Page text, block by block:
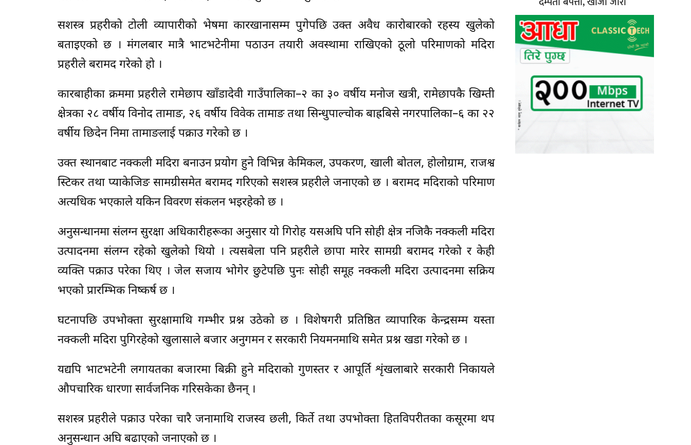
सशस्त्र प्रहरीको टोली व्यापारीको भेषमा कारखानासम्म पुगेपछि उक्त अवैध कारोबारको रहस्य खुलेको
बताइएको छ । मंगलबार मात्रै भाटभटेनीमा पठाउन तयारी अवस्थामा राखिएको ठूलो परिमाणको मदिरा
प्रहरीले बरामद गरेको हो ।
कारबाहीका क्रममा प्रहरीले रामेछाप खाँडादेवी गाउँपालिका–२ का ३० वर्षीय मनोज खत्री, रामेछापकै खिम्ती
क्षेत्रका २८ वर्षीय विनोद तामाङ, २६ वर्षीय विवेक तामाङ तथा सिन्धुपाल्चोक बाह्रबिसे नगरपालिका–६ का २२
वर्षीय छिदेन निमा तामाङलाई पक्राउ गरेको छ ।
उक्त स्थानबाट नक्कली मदिरा बनाउन प्रयोग हुने विभिन्न केमिकल, उपकरण, खाली बोतल, होलोग्राम, राजश्व
स्टिकर तथा प्याकेजिङ सामग्रीसमेत बरामद गरिएको सशस्त्र प्रहरीले जनाएको छ । बरामद मदिराको परिमाण
अत्यधिक भएकाले यकिन विवरण संकलन भइरहेको छ ।
अनुसन्धानमा संलग्न सुरक्षा अधिकारीहरूका अनुसार यो गिरोह यसअघि पनि सोही क्षेत्र नजिकै नक्कली मदिरा
उत्पादनमा संलग्न रहेको खुलेको थियो । त्यसबेला पनि प्रहरीले छापा मारेर सामग्री बरामद गरेको र केही
व्यक्ति पक्राउ परेका थिए । जेल सजाय भोगेर छुटेपछि पुनः सोही समूह नक्कली मदिरा उत्पादनमा सक्रिय
भएको प्रारम्भिक निष्कर्ष छ ।
घटनापछि उपभोक्ता सुरक्षामाथि गम्भीर प्रश्न उठेको छ । विशेषगरी प्रतिष्ठित व्यापारिक केन्द्रसम्म यस्ता
नक्कली मदिरा पुगिरहेको खुलासाले बजार अनुगमन र सरकारी नियमनमाथि समेत प्रश्न खडा गरेको छ ।
यद्यपि भाटभटेनी लगायतका बजारमा बिक्री हुने मदिराको गुणस्तर र आपूर्ति शृंखलाबारे सरकारी निकायले
औपचारिक धारणा सार्वजनिक गरिसकेका छैनन् ।
सशस्त्र प्रहरीले पक्राउ परेका चारै जनामाथि राजस्व छली, किर्ते तथा उपभोक्ता हितविपरीतका कसूरमा थप
अनुसन्धान अघि बढाएको जनाएको छ ।